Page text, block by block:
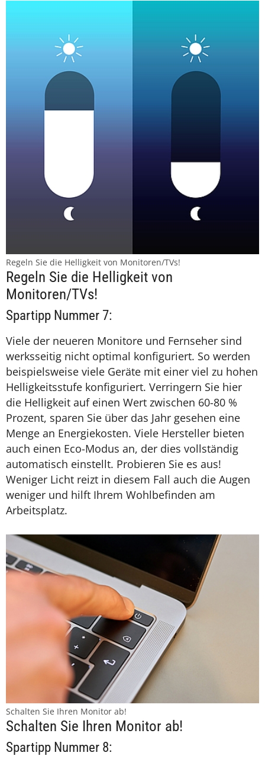
Regeln Sie die Helligkeit von Monitoren/TVs!
Regeln Sie die Helligkeit von
Monitoren/TVs!
Spartipp Nummer 7:
Viele der neueren Monitore und Fernseher sind
werksseitig nicht optimal konfiguriert. So werden
beispielsweise viele Geräte mit einer viel zu hohen
Helligkeitsstufe konfiguriert. Verringern Sie hier
die Helligkeit auf einen Wert zwischen 60-80 %
Prozent, sparen Sie über das Jahr gesehen eine
Menge an Energiekosten. Viele Hersteller bieten
auch einen Eco-Modus an, der dies vollständig
automatisch einstellt. Probieren Sie es aus!
Weniger Licht reizt in diesem Fall auch die Augen
weniger und hilft Ihrem Wohlbefinden am
Arbeitsplatz.
Schalten Sie Ihren Monitor ab!
Schalten Sie Ihren Monitor ab!
Spartipp Nummer 8: